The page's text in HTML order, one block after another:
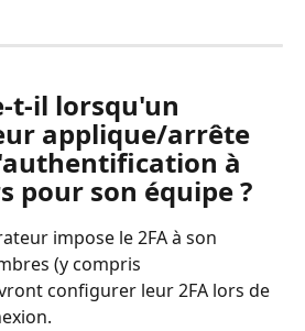
t-il lorsqu'un
applique/arrête
à
pour son équipe ?
impose le 2FA à son
(y compris
configurer leur 2FA lors de